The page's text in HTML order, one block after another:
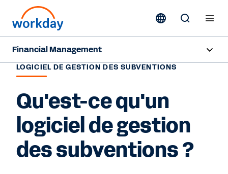
Financial Management
Overview
Products
Resources
Contact Sales
LOGICIEL DE GESTION DES SUBVENTIONS
Qu'est-ce qu'un
logiciel de gestion
des subventions ?